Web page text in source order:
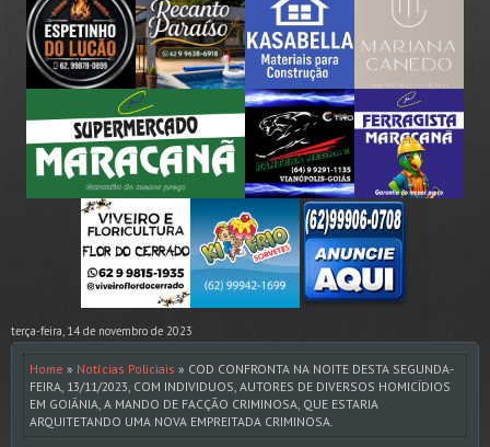
terça-feira, 14 de novembro de 2023
Home » Notícias Policiais » COD CONFRONTA NA NOITE DESTA SEGUNDA-
FEIRA, 13/11/2023, COM INDIVIDUOS, AUTORES DE DIVERSOS HOMICÍDIOS
EM GOIÂNIA, A MANDO DE FACÇÃO CRIMINOSA, QUE ESTARIA
ARQUITETANDO UMA NOVA EMPREITADA CRIMINOSA.